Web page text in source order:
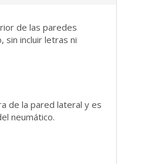
de las paredes
sin incluir letras ni
de la pared lateral y es
neumático.